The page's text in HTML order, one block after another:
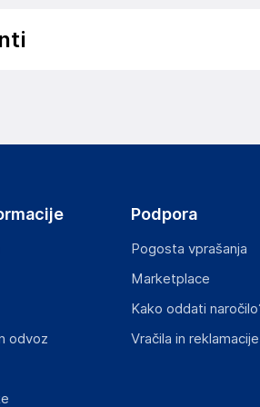
izdelka z zahtevanimi predpisi.
odvoz
Podpora
Pogosta vprašanja
Marketplace
Kako oddati
Vračila in reklamacije